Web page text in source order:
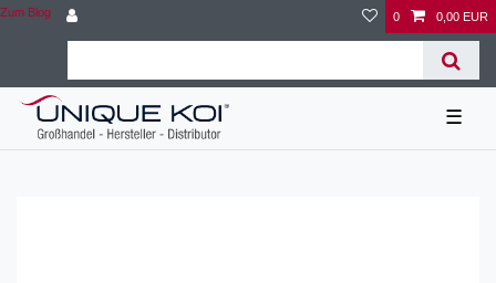
Zum Blog 0 0,00 EUR
☰